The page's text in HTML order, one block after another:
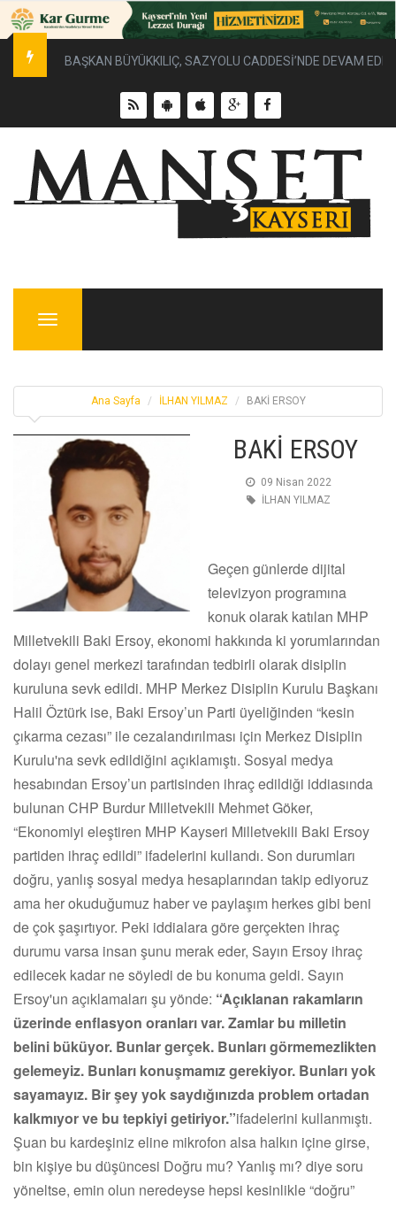
BAŞKAN BÜYÜKKILIÇ, SAZYOLU CADDESİ’NDE DEVAM
Menu
Ana Sayfa İLHAN YILMAZ BAKİ ERSOY
BAKİ ERSOY
09 Nisan 2022
İLHAN YILMAZ
Geçen günlerde dijital
televizyon programına
konuk olarak katılan MHP
Milletvekili Baki Ersoy, ekonomi hakkında ki yorumlarından
dolayı genel merkezi tarafından tedbirli olarak disiplin
kuruluna sevk edildi. MHP Merkez Disiplin Kurulu Başkanı
Halil Öztürk ise, Baki Ersoy’un Parti üyeliğinden “kesin
çıkarma cezası” ile cezalandırılması için Merkez Disiplin
Kurulu'na sevk edildiğini açıklamıştı. Sosyal medya
hesabından Ersoy’un partisinden ihraç edildiği iddiasında
bulunan CHP Burdur Milletvekili Mehmet Göker,
“Ekonomiyi eleştiren MHP Kayseri Milletvekili Baki Ersoy
partiden ihraç edildi” ifadelerini kullandı. Son durumları
doğru, yanlış sosyal medya hesaplarından takip ediyoruz
ama her okuduğumuz haber ve paylaşım herkes gibi beni
de çok şaşırtıyor. Peki iddialara göre gerçekten ihraç
durumu varsa insan şunu merak eder, Sayın Ersoy ihraç
edilecek kadar ne söyledi de bu konuma geldi. Sayın
Ersoy'un açıklamaları şu yönde: “Açıklanan rakamların
üzerinde enflasyon oranları var. Zamlar bu milletin
belini büküyor. Bunlar gerçek. Bunları görmemezlikten
gelemeyiz. Bunları konuşmamız gerekiyor. Bunları yok
sayamayız. Bir şey yok saydığınızda problem ortadan
kalkmıyor ve bu tepkiyi getiriyor.”ifadelerini kullanmıştı.
Şuan bu kardeşiniz eline mikrofon alsa halkın içine girse,
bin kişiye bu düşüncesi Doğru mu? Yanlış mı? diye soru
yöneltse, emin olun neredeyse hepsi kesinlikle “doğru”